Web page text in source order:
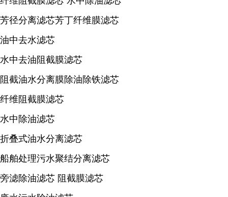
芳径分离滤芯芳丁纤维膜滤芯
油中去水滤芯
水中去油阻截膜滤芯
阻截油水分离膜除油除铁滤芯
纤维阻截膜滤芯
水中除油滤芯
折叠式油水分离滤芯
船舶处理污水聚结分离滤芯
旁滤除油滤芯 阻截膜滤芯